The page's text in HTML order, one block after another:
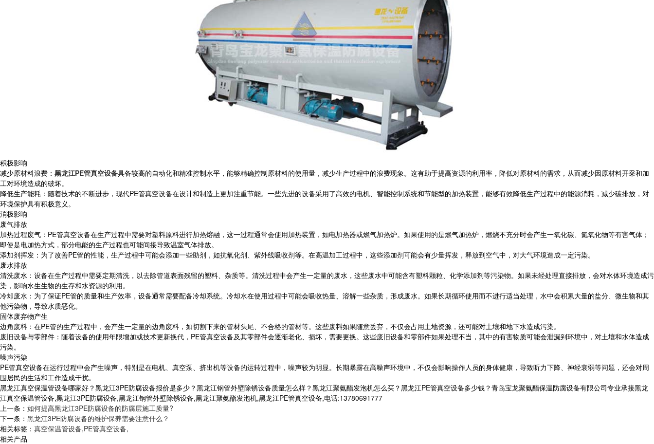
积极影响
减少原材料浪费： 黑龙江PE管真空设备具备较高的自动化和精准控制水平，能够精确控制原材料的使用量，减少生产过程中的浪费现象。这有助于提高资源的利用率，降低对原材料的需求，从而减少因原材料开采和加
工对环境造成的破坏。
降低生产能耗：随着技术的不断进步，现代PE管真空设备在设计和制造上更加注重节能。一些先进的设备采用了高效的电机、智能控制系统和节能型的加热装置，能够有效降低生产过程中的能源消耗，减少碳排放，对
环境保护具有积极意义。
消极影响
废气排放
加热过程废气：PE管真空设备在生产过程中需要对塑料原料进行加热熔融，这一过程通常会使用加热装置，如电加热器或燃气加热炉。如果使用的是燃气加热炉，燃烧不充分时会产生一氧化碳、氮氧化物等有害气体；
即使是电加热方式，部分电能的生产过程也可能间接导致温室气体排放。
添加剂挥发：为了改善PE管的性能，生产过程中可能会添加一些助剂，如抗氧化剂、紫外线吸收剂等。在高温加工过程中，这些添加剂可能会有少量挥发，释放到空气中，对大气环境造成一定污染。
废水排放
清洗废水：设备在生产过程中需要定期清洗，以去除管道表面残留的塑料、杂质等。清洗过程中会产生一定量的废水，这些废水中可能含有塑料颗粒、化学添加剂等污染物。如果未经处理直接排放，会对水体环境造成污
染，影响水生生物的生存和水资源的利用。
冷却废水：为了保证PE管的质量和生产效率，设备通常需要配备冷却系统。冷却水在使用过程中可能会吸收热量、溶解一些杂质，形成废水。如果长期循环使用而不进行适当处理，水中会积累大量的盐分、微生物和其
他污染物，导致水质恶化。
固体废弃物产生
边角废料：在PE管的生产过程中，会产生一定量的边角废料，如切割下来的管材头尾、不合格的管材等。这些废料如果随意丢弃，不仅会占用土地资源，还可能对土壤和地下水造成污染。
废旧设备与零部件：随着设备的使用年限增加或技术更新换代，PE管真空设备及其零部件会逐渐老化、损坏，需要更换。这些废旧设备和零部件如果处理不当，其中的有害物质可能会泄漏到环境中，对土壤和水体造成
污染。
噪声污染
PE管真空设备在运行过程中会产生噪声，特别是在电机、真空泵、挤出机等设备的运转过程中，噪声较为明显。长期暴露在高噪声环境中，不仅会影响操作人员的身体健康，导致听力下降、神经衰弱等问题，还会对周
围居民的生活和工作造成干扰。
黑龙江真空保温管设备哪家好？黑龙江3PE防腐设备报价是多少？黑龙江钢管外壁除锈设备质量怎么样？黑龙江聚氨酯发泡机怎么买？黑龙江PE管真空设备多少钱？青岛宝龙聚氨酯保温防腐设备有限公司专业承接黑龙
江真空保温管设备,黑龙江3PE防腐设备,黑龙江钢管外壁除锈设备,黑龙江聚氨酯发泡机,黑龙江PE管真空设备,电话:13780691777
上一条： 如何提高黑龙江3PE防腐设备的防腐层施工质量?
下一条： 黑龙江3PE防腐设备的维护保养需要注意什么？
相关标签： 真空保温管设备,PE管真空设备,
相关产品